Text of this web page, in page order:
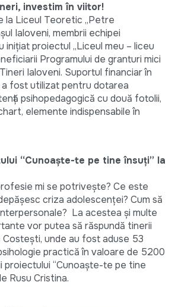
investim în viitor!
la Liceul Teoretic ,,Petre
Ialoveni, membrii echipei
iniţiat proiectul ,,Liceul meu – liceu
Programului de granturi mici
Ialoveni. Suportul financiar în
a fost utilizat pentru dotarea
psihopedagogică cu două fotolii,
elemente indispensabile în
“Cunoaşte-te pe tine însuţi” la
mi se potriveşte? Ce este
criza adolescenţei? Cum să
La acestea şi multe
vor putea să răspundă tinerii
unde au fost aduse 53
practică în valoare de 5200
proiectului “Cunoaşte-te pe tine
Rusu Cristina.